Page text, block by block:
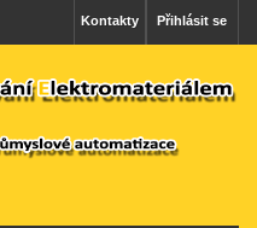
Přihlásit se
Kontakty